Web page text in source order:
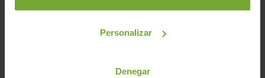
Personalizar
Denegar